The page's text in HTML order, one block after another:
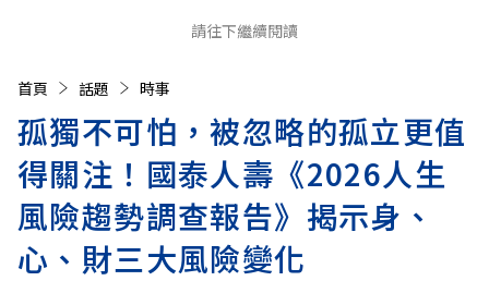
請往下繼續閱讀
首頁 話題 時事
孤獨不可怕，被忽略的孤立更值
得關注！國泰人壽《2026人生
風險趨勢調查報告》揭示身、
心、財三大風險變化